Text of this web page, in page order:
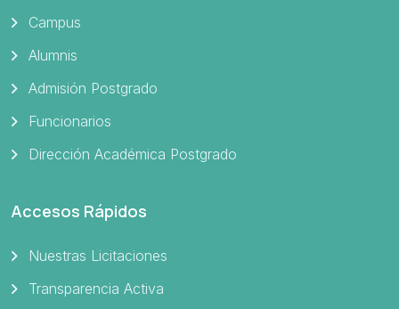
Campus
Alumnis
Admisión Postgrado
Funcionarios
Dirección Académica Postgrado
Accesos Rápidos
Nuestras Licitaciones
Transparencia Activa